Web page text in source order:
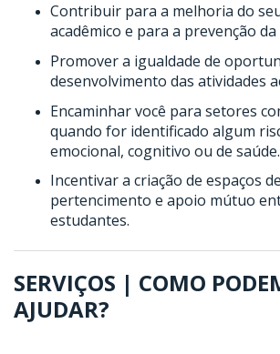
Contribuir para a melhoria do
acadêmico e para a prevenção da
Promover a igualdade de
desenvolvimento das atividades
Encaminhar você para setores
quando for identificado algum
emocional, cognitivo ou de saúde.
Incentivar a criação de espaços
pertencimento e apoio mútuo
estudantes.
SERVIÇOS | COMO
AJUDAR?